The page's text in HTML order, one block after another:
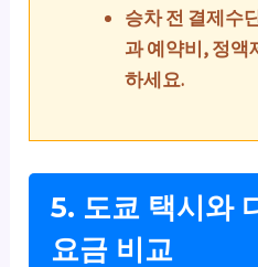
승차 전 결제수
과 예약비, 정액
하세요.
5. 도쿄 택시와
요금 비교